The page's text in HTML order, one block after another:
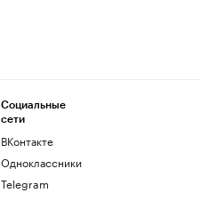
Социальные
сети
ВКонтакте
Одноклассники
Telegram